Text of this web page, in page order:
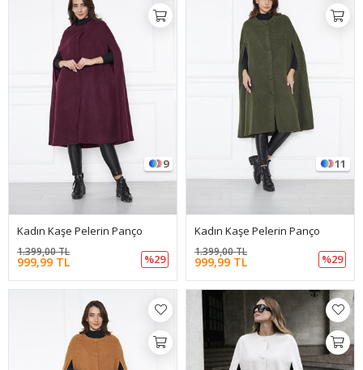
9
Kadın Kaşe Pelerin Panço
999,99 TL
1.399,00 TL
%29
11
Kadın Kaşe Pelerin Panço
999,99 TL
1.399,00 TL
%29